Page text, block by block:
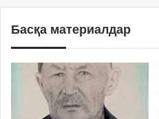
Басқа материалдар